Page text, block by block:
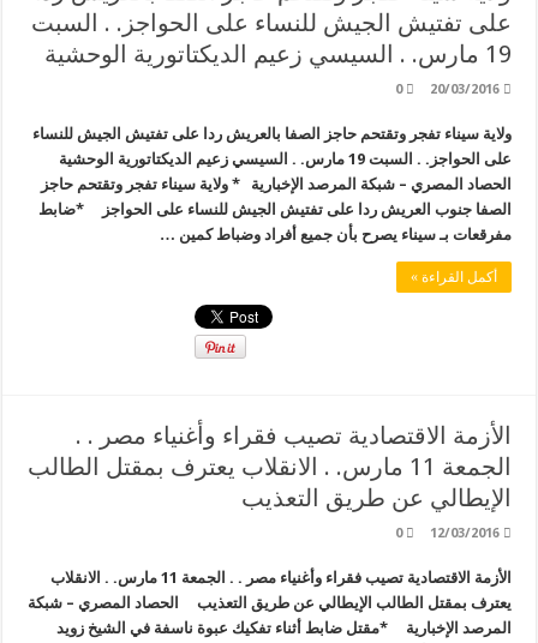
على تفتيش الجيش للنساء على الحواجز. . السبت
19 مارس. . السيسي زعيم الديكتاتورية الوحشية
20/03/2016
0
ولاية سيناء تفجر وتقتحم حاجز الصفا بالعريش ردا على تفتيش الجيش للنساء
على الحواجز. . السبت 19 مارس. . السيسي زعيم الديكتاتورية الوحشية
الحصاد المصري – شبكة المرصد الإخبارية * ولاية سيناء تفجر وتقتحم حاجز
الصفا جنوب العريش ردا على تفتيش الجيش للنساء على الحواجز *ضابط
مفرقعات بـ سيناء يصرح بأن جميع أفراد وضباط كمين …
أكمل القراءة »
الأزمة الاقتصادية تصيب فقراء وأغنياء مصر . .
الجمعة 11 مارس. . الانقلاب يعترف بمقتل الطالب
الإيطالي عن طريق التعذيب
12/03/2016
0
الأزمة الاقتصادية تصيب فقراء وأغنياء مصر . . الجمعة 11 مارس. . الانقلاب
يعترف بمقتل الطالب الإيطالي عن طريق التعذيب الحصاد المصري – شبكة
المرصد الإخبارية *مقتل ضابط أثناء تفكيك عبوة ناسفة في الشيخ زويد